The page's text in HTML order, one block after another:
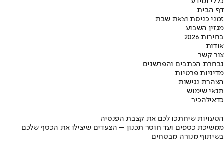
כללי ומידע
דף הבית
זמני כניסת וצאת שבת
מגזין השבוע
בחירות 2026
אודות
צור קשר
נבחרת הכתבים והפרשנים
מדיניות פרטיות
הצהרת נגישות
תנאי שימוש
כדאילהכיר
הטעויות שיחתכו לכם את קצבת הפנסיה
ממשיכת כספים ועד חוסר תכנון – הצעדים שיצילו את הכסף שלכם
בשיתוף מנורה מבטחים